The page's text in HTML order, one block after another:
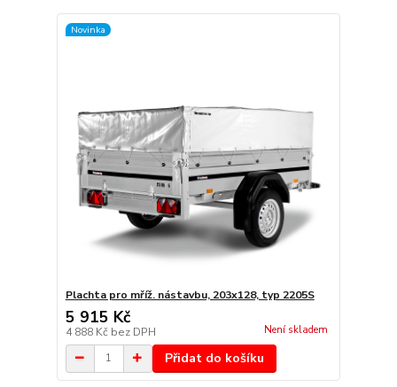
Novinka
Plachta pro mříž. nástavbu, 203x128, typ 2205S
5 915 Kč
4 888 Kč bez DPH Není skladem
Přidat do košíku